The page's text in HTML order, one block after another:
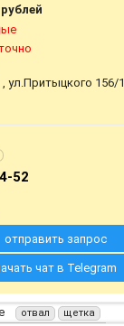
отвал щетка
ул.Притыцкого 156/1
52
отправить запрос
чат в Telegram